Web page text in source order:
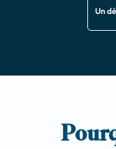
Un